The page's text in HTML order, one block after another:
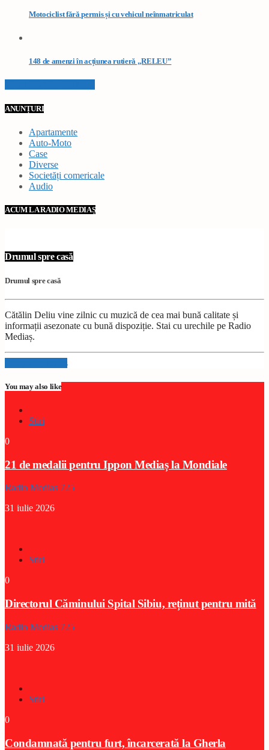
Motociclist fără permis și cu vehicul neînmatriculat
148 de amenzi în acțiunea rutieră „RELEU”
ANUNȚURI
Apartamente
Auto-Moto
Case
Diverse
Societăți comericale
Audio
ACUM LA RADIO MEDIAȘ
Drumul spre casă
Drumul spre casă
Cătălin Deliu vine zilnic cu muzică de cea mai bună calitate și
informații asezonate cu bună dispoziție. Stai cu urechile pe Radio
Mediaș.
Info and episodes
You may also like
Stiri
0
21 de medalii pentru Ippon Mediaș la Mondiale
Radio Medias 725
31 iulie 2026
Stiri
0
Directorul Căminului Spital Sibiu, reținut pentru mită
Radio Medias 725
31 iulie 2026
Stiri
0
Condamnată pentru furt, încarcerată la Gherla